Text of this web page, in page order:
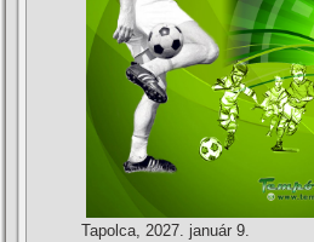
Tapolca, 2027. január 9.